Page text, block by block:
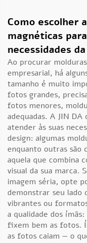
Como escolher
magnéticas
necessidades
Ao procurar
empresarial, há
tamanho é muito
fotos grandes,
fotos menores,
adequadas. A JIN
atender às suas
design: algumas
enquanto outras são
aquela que combina
visual da sua marca.
imagem séria, opte
demonstrar seu
vibrantes ou
a qualidade dos
fixem bem as fotos.
as fotos caiam — o